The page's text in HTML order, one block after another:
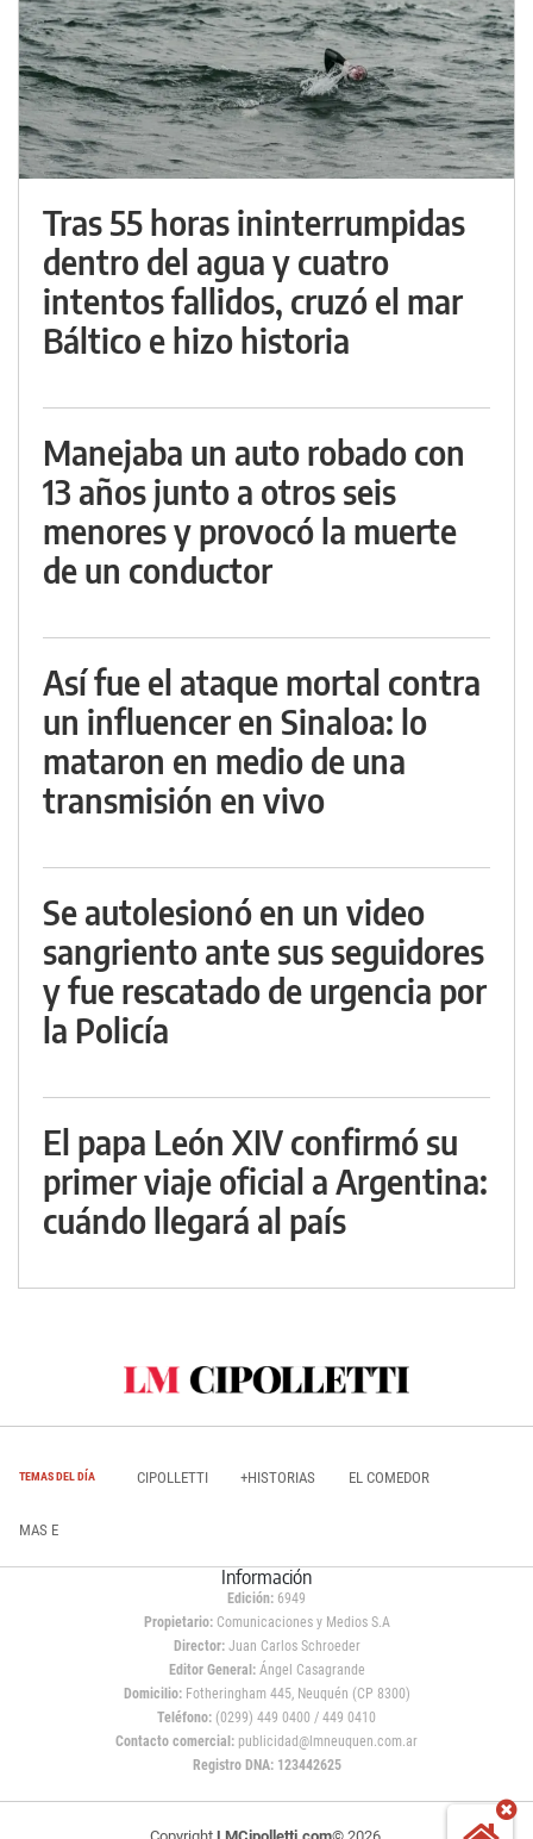
Tras 55 horas ininterrumpidas
dentro del agua y cuatro
intentos fallidos, cruzó el mar
Báltico e hizo historia
Manejaba un auto robado con
13 años junto a otros seis
menores y provocó la muerte
de un conductor
Así fue el ataque mortal contra
un influencer en Sinaloa: lo
mataron en medio de una
transmisión en vivo
Se autolesionó en un video
sangriento ante sus seguidores
y fue rescatado de urgencia por
la Policía
El papa León XIV confirmó su
primer viaje oficial a Argentina:
cuándo llegará al país
TEMAS DEL DÍA CIPOLLETTI +HISTORIAS EL COMEDOR
MAS E
Información
Edición: 6949
Propietario:Comunicaciones y Medios S.A
Director: Juan Carlos Schroeder
Editor General:Ángel Casagrande
Domicilio:Fotheringham 445, Neuquén (CP 8300)
Teléfono: (0299) 449 0400 / 449 0410
Contacto comercial: publicidad@lmneuquen.com.ar
Registro DNA: 123442625